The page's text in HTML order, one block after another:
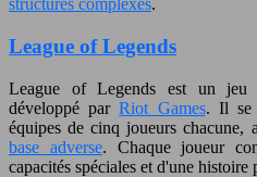
structures complexes.
League of Legends
League of Legends est un jeu
développé parRiot Games. Il se
équipes de cinq joueurs chacune,
base adverse. Chaque joueur
capacités spéciales et d'une histoire